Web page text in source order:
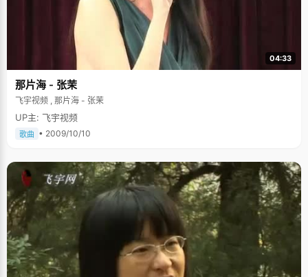
04:33
那片海 - 张茉
飞宇视频 , 那片海 - 张茉
UP主: 飞宇视频
歌曲 • 2009/10/10